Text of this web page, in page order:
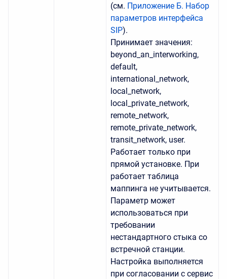
(см. Приложение Б. Набор
параметров интерфейса
SIP).
Принимает значения:
beyond_an_interworking,
default,
international_network,
local_network,
local_private_network,
remote_network,
remote_private_network,
transit_network, user.
Работает только при
прямой установке. При
работает таблица
маппинга не учитывается.
Параметр может
использоваться при
требовании
нестандартного стыка со
встречной станции.
Настройка выполняется
при согласовании с сервис